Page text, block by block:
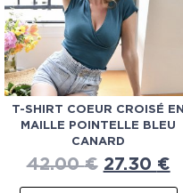
T-SHIRT COEUR CROISÉ EN
MAILLE POINTELLE BLEU
CANARD
42.00€ 27.30 €